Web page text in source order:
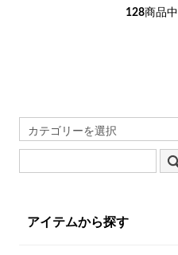
128商品中
アイテムから探す